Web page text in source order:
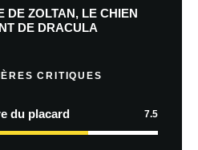
DE ZOLTAN, LE CHIEN
DE DRACULA
CRITIQUES
du placard 7.5